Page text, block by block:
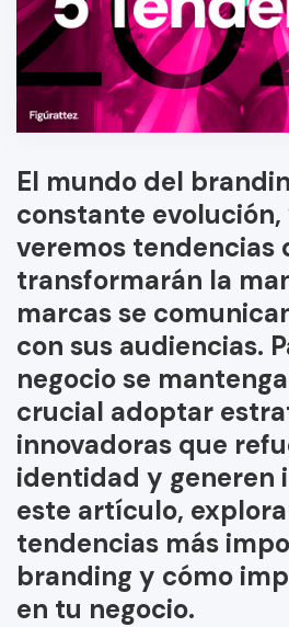
El mundo del
constante
veremos tendencias
transformarán la
marcas se
con sus audiencias.
negocio se
crucial adoptar
innovadoras que
identidad y generen
este artículo,
tendencias más
branding y cómo
en tu negocio.